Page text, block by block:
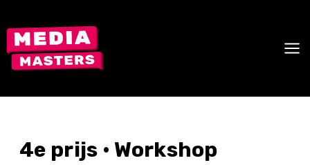
to
content
4e prijs • Workshop